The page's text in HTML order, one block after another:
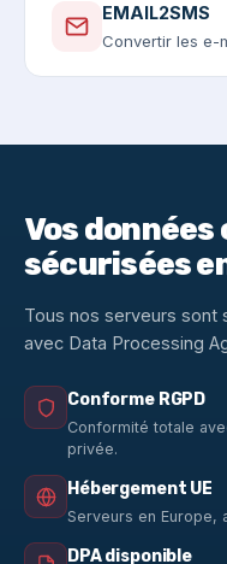
EMAIL2SMS
Convertir les e-
Vos
sécurisées
Tous nos serveurs sont
avec Data Processing
Conforme RGPD
Conformité totale
privée.
Hébergement UE
Serveurs en Europe,
DPA disponible